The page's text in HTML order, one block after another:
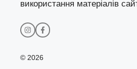
використання матеріалів
© 2026